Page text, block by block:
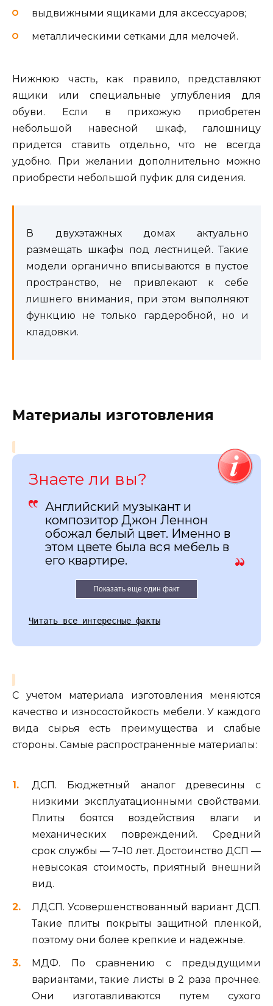
выдвижными ящиками для аксессуаров;
металлическими сетками для мелочей.
Нижнюю часть, как правило, представляют
ящики или специальные углубления для
обуви. Если в прихожую приобретен
небольшой навесной шкаф, галошницу
придется ставить отдельно, что не всегда
удобно. При желании дополнительно можно
приобрести небольшой пуфик для сидения.
В двухэтажных домах актуально
размещать шкафы под лестницей. Такие
модели органично вписываются в пустое
пространство, не привлекают к себе
лишнего внимания, при этом выполняют
функцию не только гардеробной, но и
кладовки.
Материалы изготовления
Знаете ли вы?
Английский музыкант и
композитор Джон Леннон
обожал белый цвет. Именно в
этом цвете была вся мебель в
его квартире.
Показать еще один факт
Читать все интересные факты
С учетом материала изготовления меняются
качество и износостойкость мебели. У каждого
вида сырья есть преимущества и слабые
стороны. Самые распространенные материалы:
ДСП. Бюджетный аналог древесины с
низкими эксплуатационными свойствами.
Плиты боятся воздействия влаги и
механических повреждений. Средний
срок службы — 7–10 лет. Достоинство ДСП —
невысокая стоимость, приятный внешний
вид.
ЛДСП. Усовершенствованный вариант ДСП.
Такие плиты покрыты защитной пленкой,
поэтому они более крепкие и надежные.
МДФ. По сравнению с предыдущими
вариантами, такие листы в 2 раза прочнее.
Они изготавливаются путем сухого